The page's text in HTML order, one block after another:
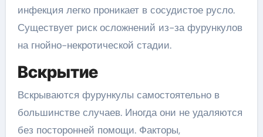
инфекция легко проникает в сосудистое русло.
Существует риск осложнений из-за фурункулов
на гнойно-некротической стадии.
Вскрытие
Вскрываются фурункулы самостоятельно в
большинстве случаев. Иногда они не удаляются
без посторонней помощи. Факторы,